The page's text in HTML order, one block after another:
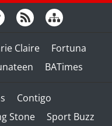
Claire
Fortuna
BATimes
Contigo
Stone Sport Buzz